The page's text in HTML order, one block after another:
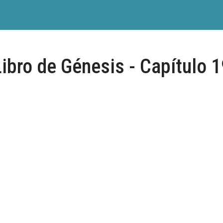
de Génesis - Capítulo